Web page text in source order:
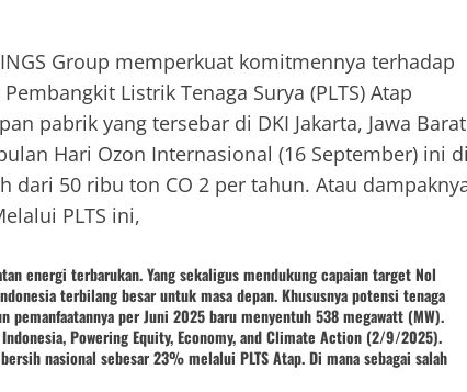
Group memperkuat komitmennya terhadap
Listrik Tenaga Surya (PLTS) Atap
pabrik yang tersebar di DKI Jakarta, Jawa
Hari Ozon Internasional (16 September) ini
50 ribu ton CO 2 per tahun. Atau
PLTS ini,
energi terbarukan. Yang sekaligus mendukung capaian target Nol
terbilang besar untuk masa depan. Khususnya potensi tenaga
pemanfaatannya per Juni 2025 baru menyentuh 538 megawatt (MW).
Powering Equity, Economy, and Climate Action (2/9/2025).
nasional sebesar 23% melalui PLTS Atap. Di mana sebagai salah